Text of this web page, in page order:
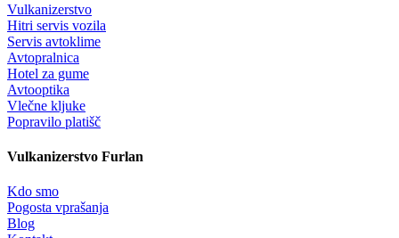
Vulkanizerstvo
Hitri servis vozila
Servis avtoklime
Avtopralnica
Hotel za gume
Avtooptika
Vlečne kljuke
Popravilo platišč
Vulkanizerstvo Furlan
Kdo smo
Pogosta vprašanja
Blog